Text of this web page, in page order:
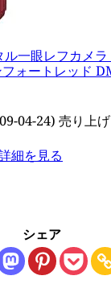
一眼レフカメ
ォートレッド
04-24) 売り上
細を見る
シェア